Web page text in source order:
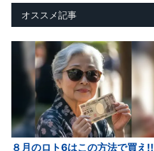
オススメ記事
８月のロト6はこの方法で買え!!